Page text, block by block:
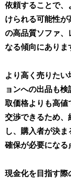
依頼することで、
けられる可能性が
の高品質ソファ、
なる傾向にありま
より高く売りた
ョンへの出品も
取価格よりも高値
交渉できるため、
し、購入者が決
確保が必要になる
現金化を目指す際